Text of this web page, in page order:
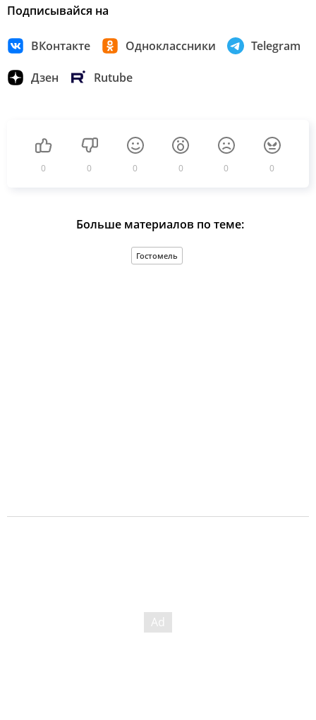
Подписывайся на
ВКонтакте Одноклассники Telegram
Дзен Rutube
0 0 0 0 0 0
Больше материалов по теме:
Гостомель